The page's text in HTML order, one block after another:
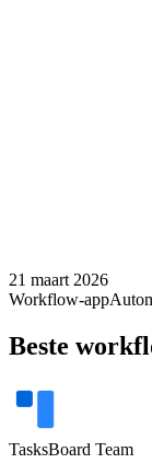
21 maart 2026
Workflow-app
Beste
TasksBoard Team